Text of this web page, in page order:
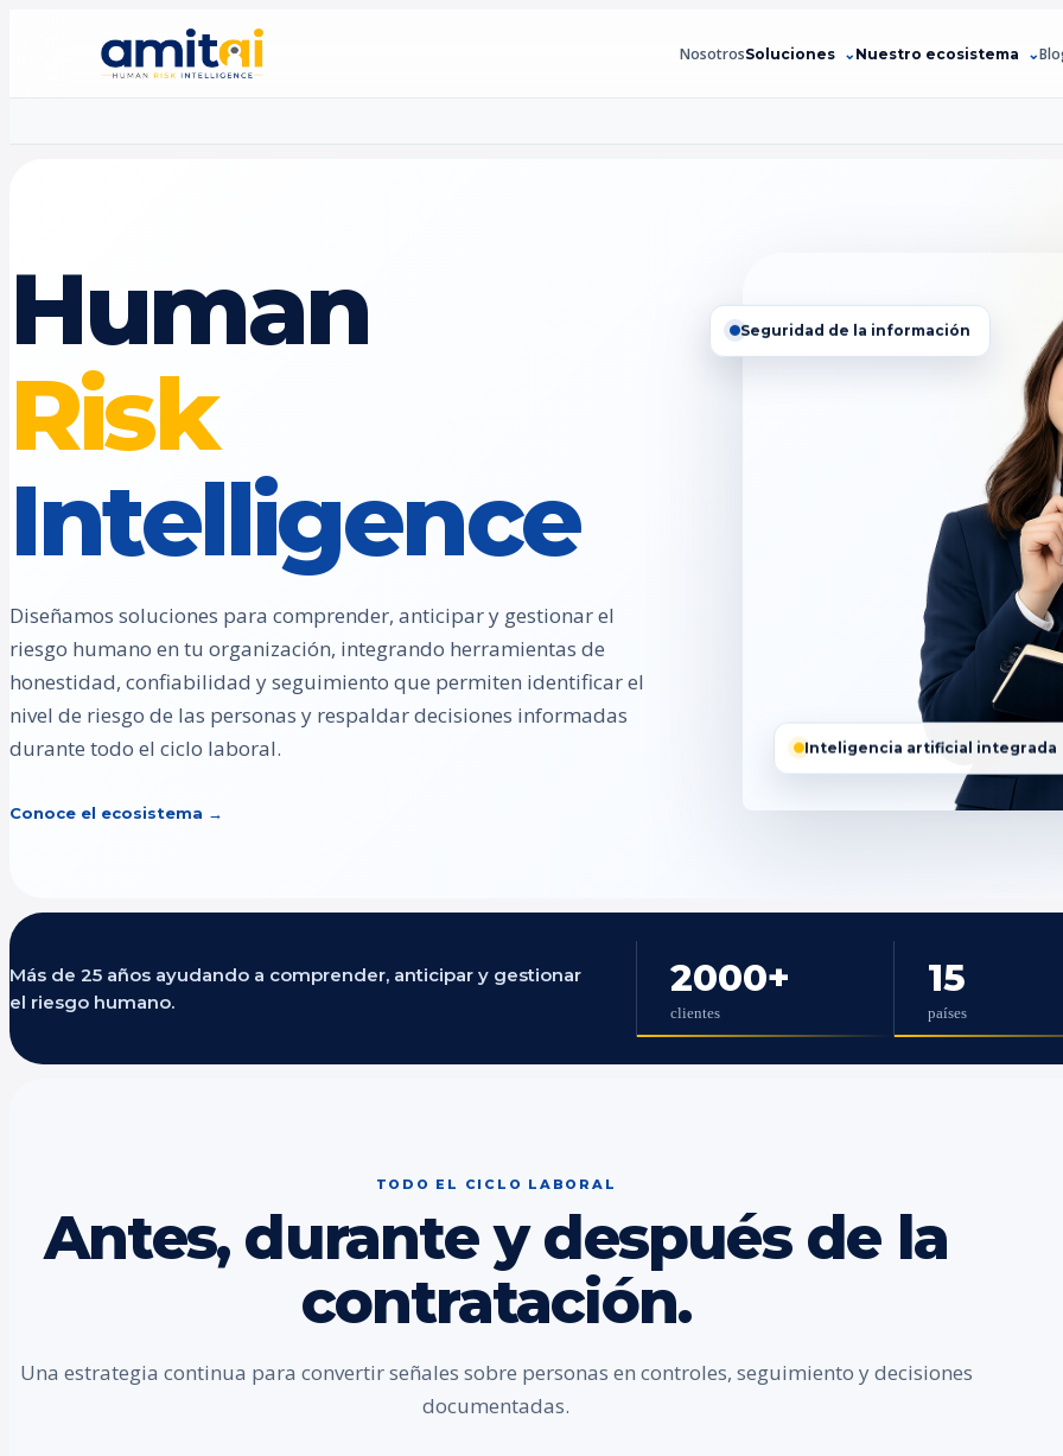
NosotrosSoluciones Nuestro ecosistema
Human
Risk
Intelligence
Diseñamos soluciones para comprender, anticipar y gestionar el
riesgo humano en tu organización, integrando herramientas de
honestidad, confiabilidad y seguimiento que permiten identificar el
nivel de riesgo de las personas y respaldar decisiones informadas
durante todo el ciclo laboral.
Conoce el ecosistema →
Seguridad de la información
Inteligencia artificial integrada
Más de 25 años ayudando a comprender, anticipar y gestionar
el riesgo humano.
2000+
clientes
15
países
TODO EL CICLO LABORAL
Antes, durante y después de la
contratación.
Una estrategia continua para convertir señales sobre personas en controles, seguimiento y decisiones
documentadas.